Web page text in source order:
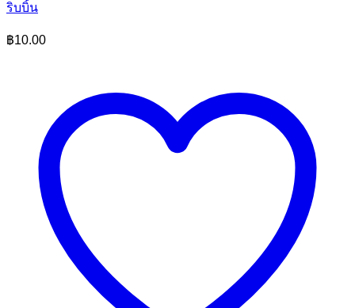
ริบบิ้น
฿10.00